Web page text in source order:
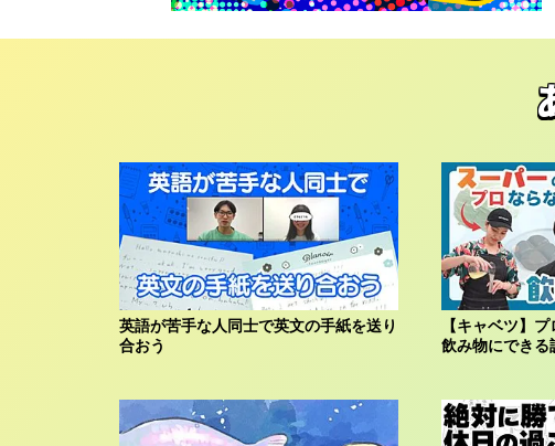
英語が苦手な人同士で英文の手紙を送り
合おう
【キャベツ】
飲み物にできる